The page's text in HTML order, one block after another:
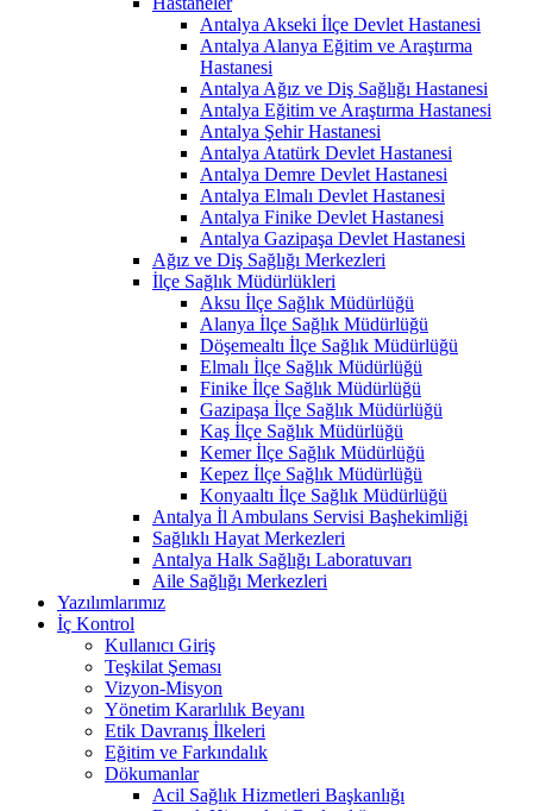
Antalya Akseki İlçe Devlet Hastanesi
Antalya Alanya Eğitim ve Araştırma
Hastanesi
Antalya Ağız ve Diş Sağlığı Hastanesi
Antalya Eğitim ve Araştırma Hastanesi
Antalya Şehir Hastanesi
Antalya Atatürk Devlet Hastanesi
Antalya Demre Devlet Hastanesi
Antalya Elmalı Devlet Hastanesi
Antalya Finike Devlet Hastanesi
Antalya Gazipaşa Devlet Hastanesi
Ağız ve Diş Sağlığı Merkezleri
İlçe Sağlık Müdürlükleri
Aksu İlçe Sağlık Müdürlüğü
Alanya İlçe Sağlık Müdürlüğü
Döşemealtı İlçe Sağlık Müdürlüğü
Elmalı İlçe Sağlık Müdürlüğü
Finike İlçe Sağlık Müdürlüğü
Gazipaşa İlçe Sağlık Müdürlüğü
Kaş İlçe Sağlık Müdürlüğü
Kemer İlçe Sağlık Müdürlüğü
Kepez İlçe Sağlık Müdürlüğü
Konyaaltı İlçe Sağlık Müdürlüğü
Antalya İl Ambulans Servisi Başhekimliği
Sağlıklı Hayat Merkezleri
Antalya Halk Sağlığı Laboratuvarı
Aile Sağlığı Merkezleri
Yazılımlarımız
İç Kontrol
Kullanıcı Giriş
Teşkilat Şeması
Vizyon-Misyon
Yönetim Kararlılık Beyanı
Etik Davranış İlkeleri
Eğitim ve Farkındalık
Dökumanlar
Acil Sağlık Hizmetleri Başkanlığı